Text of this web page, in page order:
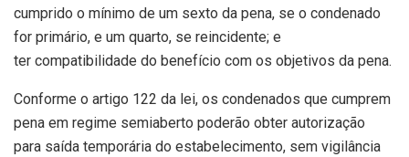
cumprido o mínimo de um sexto da pena, se o condenado
for primário, e um quarto, se reincidente; e
ter compatibilidade do benefício com os objetivos da pena.
Conforme o artigo 122 da lei, os condenados que cumprem
pena em regime semiaberto poderão obter autorização
para saída temporária do estabelecimento, sem vigilância